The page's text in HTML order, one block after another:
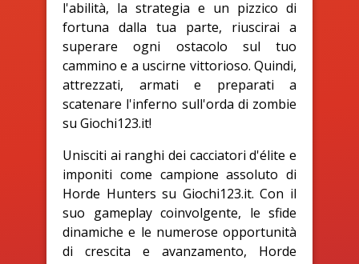
l'abilità, la strategia e un pizzico di
fortuna dalla tua parte, riuscirai a
superare ogni ostacolo sul tuo
cammino e a uscirne vittorioso. Quindi,
attrezzati, armati e preparati a
scatenare l'inferno sull'orda di zombie
su Giochi123.it!
Unisciti ai ranghi dei cacciatori d'élite e
imponiti come campione assoluto di
Horde Hunters su Giochi123.it. Con il
suo gameplay coinvolgente, le sfide
dinamiche e le numerose opportunità
di crescita e avanzamento, Horde